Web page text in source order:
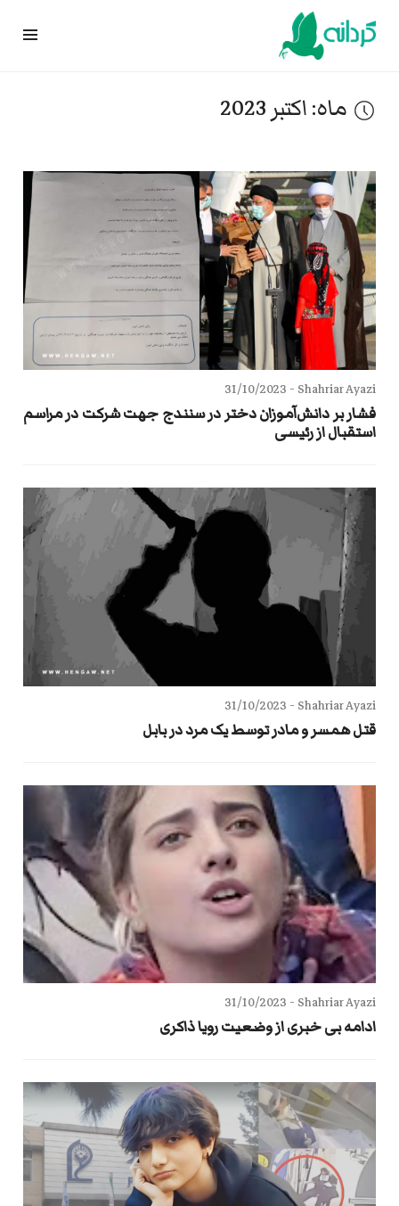
Skip
ماه:اکتبر 2023
Shahriar Ayazi -
31/10/2023
فشار بر دانش‌آموزان دختر در سنندج جهت شرکت در مراسم
استقبال از رئیسی
Shahriar Ayazi -
31/10/2023
قتل همسر و مادر توسط یک مرد در بابل
Shahriar Ayazi -
31/10/2023
ادامه بی خبری از وضعیت رویا ذاکری